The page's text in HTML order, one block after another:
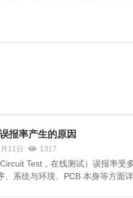
报率产生的原因
11日 1317
Test，在线测试）误报率受
、系统与环境、PCB 本身等方面详